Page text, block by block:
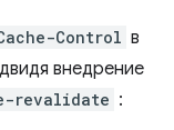
Control в
внедрение
revalidate :